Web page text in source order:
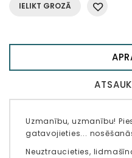
IELIKT GROZĀ
Uzmanību, uzmanību!
gatavojieties...
Neuztraucieties,